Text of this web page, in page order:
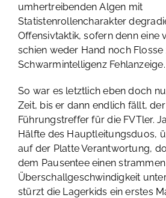
umhertreibenden Algen mit
Statistenrollencharakter
Offensivtaktik, sofern denn eine
schien weder Hand noch Flosse
Schwarmintelligenz Fehlanzeige.
So war es letztlich eben doch
Zeit, bis er dann endlich fällt,
Führungstreffer für die FVTler.
Hälfte des Hauptleitungsduos,
auf der Platte Verantwortung,
dem Pausentee einen
Überschallgeschwindigkeit
stürzt die Lagerkids ein erstes